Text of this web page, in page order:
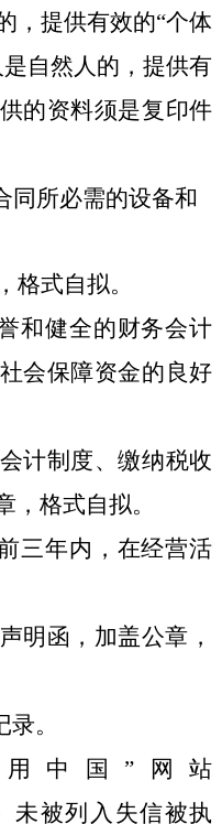
，提供有效的“个体
自然人的，提供有
的资料须是复印件
所必需的设备和
格式自拟。
和健全的财务会计
会保障资金的良好
计制度、缴纳税收
，格式自拟。
三年内，在经营活
明函，加盖公章 ，
。
中国”网站
）未被列入失信被执